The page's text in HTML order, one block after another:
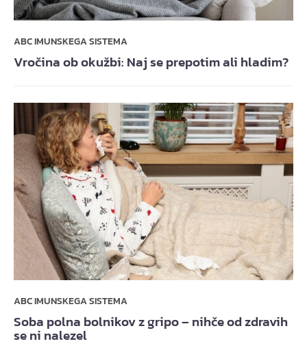
ABC IMUNSKEGA SISTEMA
Vročina ob okužbi: Naj se prepotim ali hladim?
ABC IMUNSKEGA SISTEMA
Soba polna bolnikov z gripo – nihče od zdravih
se ni nalezel